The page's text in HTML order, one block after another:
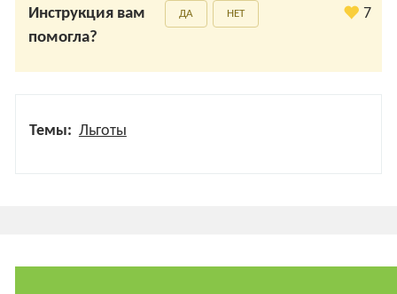
Инструкция вам
помогла?
ДА НЕТ 7
Темы: Льготы